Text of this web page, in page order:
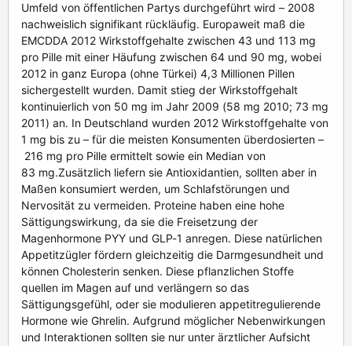
Umfeld von öffentlichen Partys durchgeführt wird – 2008
nachweislich signifikant rückläufig. Europaweit maß die
EMCDDA 2012 Wirkstoffgehalte zwischen 43 und 113 mg
pro Pille mit einer Häufung zwischen 64 und 90 mg, wobei
2012 in ganz Europa (ohne Türkei) 4,3 Millionen Pillen
sichergestellt wurden. Damit stieg der Wirkstoffgehalt
kontinuierlich von 50 mg im Jahr 2009 (58 mg 2010; 73 mg
2011) an. In Deutschland wurden 2012 Wirkstoffgehalte von
1 mg bis zu – für die meisten Konsumenten überdosierten –
216 mg pro Pille ermittelt sowie ein Median von
83 mg.Zusätzlich liefern sie Antioxidantien, sollten aber in
Maßen konsumiert werden, um Schlafstörungen und
Nervosität zu vermeiden. Proteine haben eine hohe
Sättigungswirkung, da sie die Freisetzung der
Magenhormone PYY und GLP-1 anregen. Diese natürlichen
Appetitzügler fördern gleichzeitig die Darmgesundheit und
können Cholesterin senken. Diese pflanzlichen Stoffe
quellen im Magen auf und verlängern so das
Sättigungsgefühl, oder sie modulieren appetitregulierende
Hormone wie Ghrelin. Aufgrund möglicher Nebenwirkungen
und Interaktionen sollten sie nur unter ärztlicher Aufsicht